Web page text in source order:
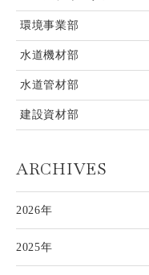
環境事業部
水道機材部
水道管材部
建設資材部
ARCHIVES
2026年
2025年